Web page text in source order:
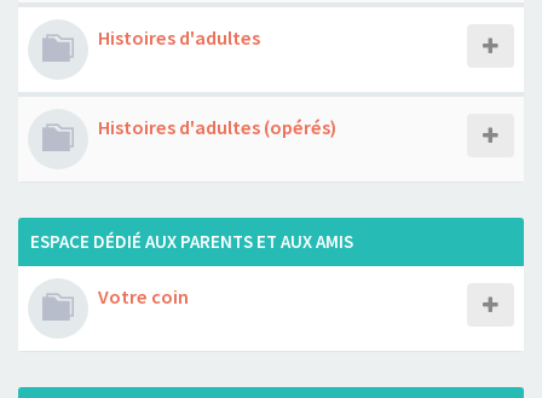
Histoires d'adultes
Histoires d'adultes (opérés)
ESPACE DÉDIÉ AUX PARENTS ET AUX AMIS
Votre coin